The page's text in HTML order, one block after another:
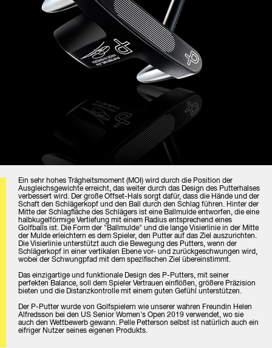
Ein sehr hohes Trägheitsmoment (MOI) wird durch die Position der
Ausgleichsgewichte erreicht, das weiter durch das Design des Putterhalses
verbessert wird. Der große Offset-Hals sorgt dafür, dass die Hände und der
Schaft den Schlägerkopf und den Ball durch den Schlag führen. Hinter der
Mitte der Schlagfläche des Schlägers ist eine Ballmulde entworfen, die eine
halbkugelförmige Vertiefung mit einem Radius entsprechend eines
Golfballs ist. Die Form der "Ballmulde" und die lange Visierlinie in der Mitte
der Mulde erleichtern es dem Spieler, den Putter auf das Ziel auszurichten.
Die Visierlinie unterstützt auch die Bewegung des Putters, wenn der
Schlägerkopf in einer vertikalen Ebene vor- und zurückgeschwungen wird,
wobei der Schwungpfad mit dem spezifischen Ziel übereinstimmt.
Das einzigartige und funktionale Design des P-Putters, mit seiner
perfekten Balance, soll dem Spieler Vertrauen einflößen, größere Präzision
bieten und die Distanzkontrolle mit einem guten Gefühl unterstützen.
Der P-Putter wurde von Golfspielern wie unserer wahren Freundin Helen
Alfredsson bei den US Senior Women's Open 2019 verwendet, wo sie
auch den Wettbewerb gewann. Pelle Petterson selbst ist natürlich auch ein
eifriger Nutzer seines eigenen Produkts.